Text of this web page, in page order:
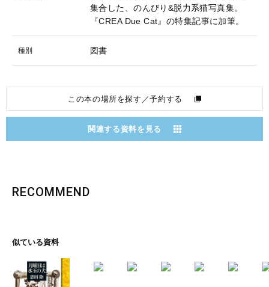
集合した、のんびり&脱力系猫写真集。
『CREA Due Cat』の特集記事に加筆。
種別 図書
この本の場所を探す／予約する
関連する資料を見る
RECOMMEND
似ている資料